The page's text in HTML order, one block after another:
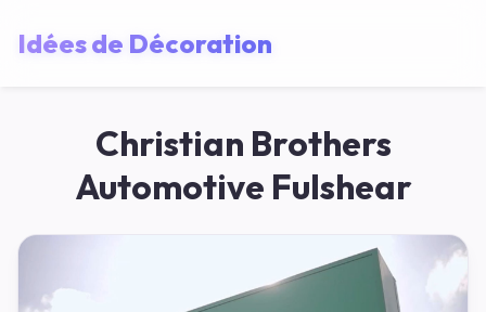
Idées de Décoration
Christian Brothers
Automotive Fulshear